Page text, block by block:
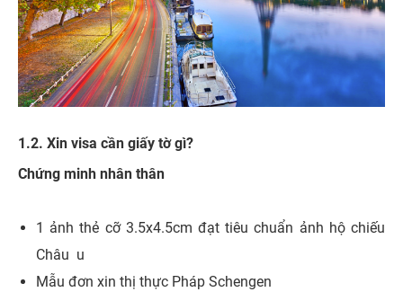
1.2. Xin visa cần giấy tờ gì?
Chứng minh nhân thân
1 ảnh thẻ cỡ 3.5x4.5cm đạt tiêu chuẩn ảnh hộ chiếu
Châu u
Mẫu đơn xin thị thực Pháp Schengen